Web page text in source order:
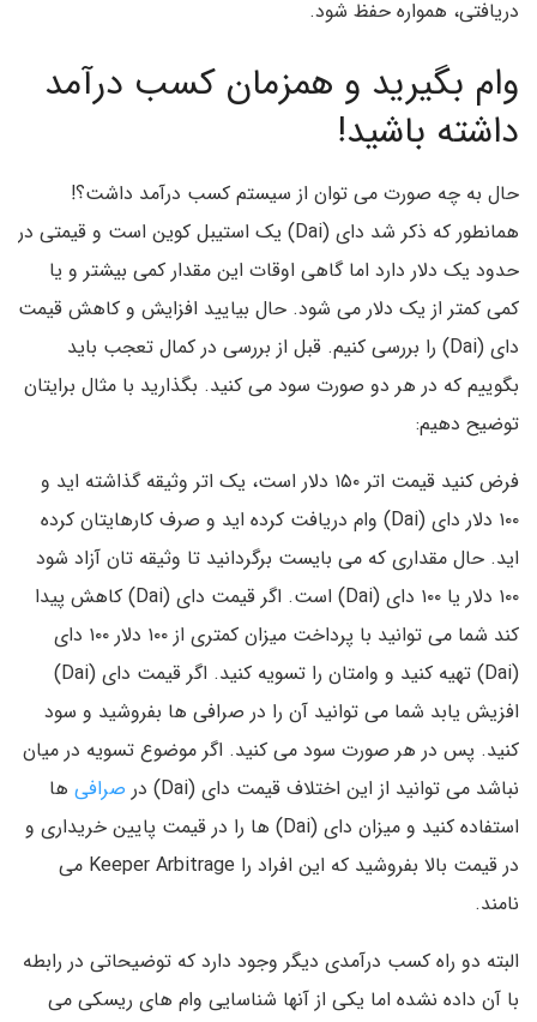
دریافتی، همواره حفظ شود.
وام بگیرید و همزمان کسب درآمد
داشته باشید!
حال به چه صورت می توان از سیستم کسب درآمد داشت؟!
همانطور که ذکر شد دای (Dai) یک استیبل کوین است و قیمتی در
حدود یک دلار دارد اما گاهی اوقات این مقدار کمی بیشتر و یا
کمی کمتر از یک دلار می شود. حال بیایید افزایش و کاهش قیمت
دای (Dai) را بررسی کنیم. قبل از بررسی در کمال تعجب باید
بگوییم که در هر دو صورت سود می کنید. بگذارید با مثال برایتان
توضیح دهیم:
فرض کنید قیمت اتر ۱۵۰ دلار است، یک اتر وثیقه گذاشته اید و
۱۰۰ دلار دای (Dai) وام دریافت کرده اید و صرف کارهایتان کرده
اید. حال مقداری که می بایست برگردانید تا وثیقه تان آزاد شود
۱۰۰ دلار یا ۱۰۰ دای (Dai) است. اگر قیمت دای (Dai) کاهش پیدا
کند شما می توانید با پرداخت میزان کمتری از ۱۰۰ دلار ۱۰۰ دای
(Dai) تهیه کنید و وامتان را تسویه کنید. اگر قیمت دای (Dai)
افزیش یابد شما می توانید آن را در صرافی ها بفروشید و سود
کنید. پس در هر صورت سود می کنید. اگر موضوع تسویه در میان
نباشد می توانید از این اختلاف قیمت دای (Dai) در
صرافی ها
استفاده کنید و میزان دای (Dai) ها را در قیمت پایین خریداری و
در قیمت بالا بفروشید که این افراد را Keeper Arbitrage می
نامند.
البته دو راه کسب درآمدی دیگر وجود دارد که توضیحاتی در رابطه
با آن داده نشده اما یکی از آنها شناسایی وام های ریسکی می